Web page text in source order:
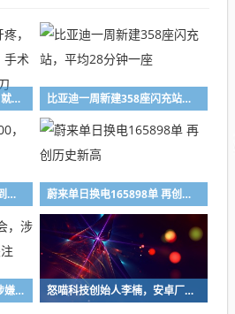
陕西63岁老人仅一颗牙疼，就医后被拔12颗种10颗：手术刀岂能沦为“割韭菜”的镰刀 比亚迪一周新建358座闪充站，平均28分钟一座
影石开工红包：每人100，到岗就有 蔚来单日换电165898单 再创历史新高
UU跑腿淘宝闪购迎新会，涉嫌抄袭美团营销手法引关注 怒喵科技创始人李楠，安卓厂商无需效仿iPhone 17 Pro Max